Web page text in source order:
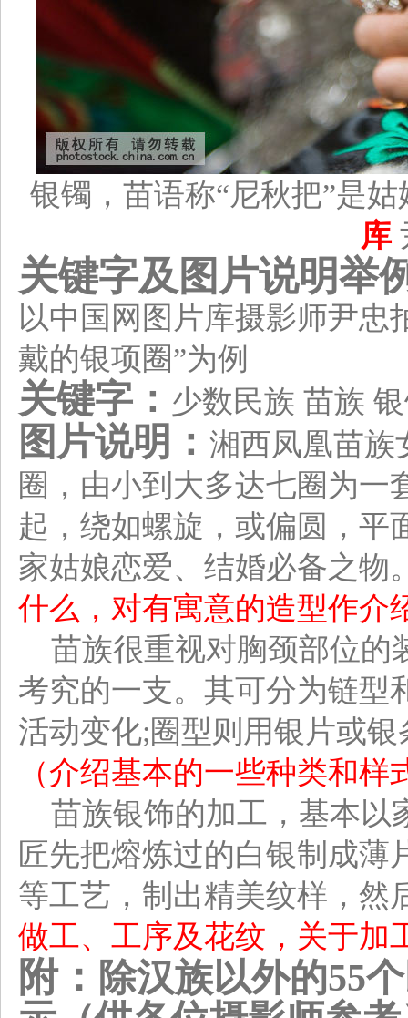
银镯，苗语称“尼秋把”是
库
关键字及图片说明举
以中国网图片库摄影师尹忠
戴的银项圈”为例
关键字： 少数民族 苗族
图片说明： 湘西凤凰苗
圈，由小到大多达七圈为一
起，绕如螺旋，或偏圆，平
家姑娘恋爱、结婚必备之物
什么，对有寓意的造型作介
苗族很重视对胸颈部位的
考究的一支。其可分为链型
活动变化;圈型则用银片或
（介绍基本的一些种类和样
苗族银饰的加工，基本以
匠先把熔炼过的白银制成薄
等工艺，制出精美纹样，然
做工、工序及花纹，关于加
附： 除汉族以外的55